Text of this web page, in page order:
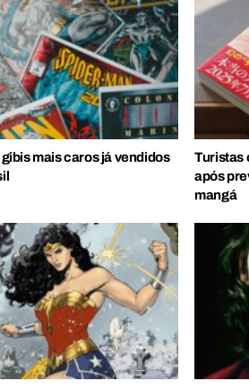
gibis mais caros já vendidos
Turistas
após
mangá